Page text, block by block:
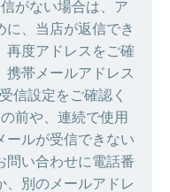
がない場合は、ア
に、当店が返信でき
再度アドレスをご確
携帯メールアドレス
信設定をご確認く
前や、連続で使用
ールが受信できない
問い合わせに電話番
、別のメールアドレ